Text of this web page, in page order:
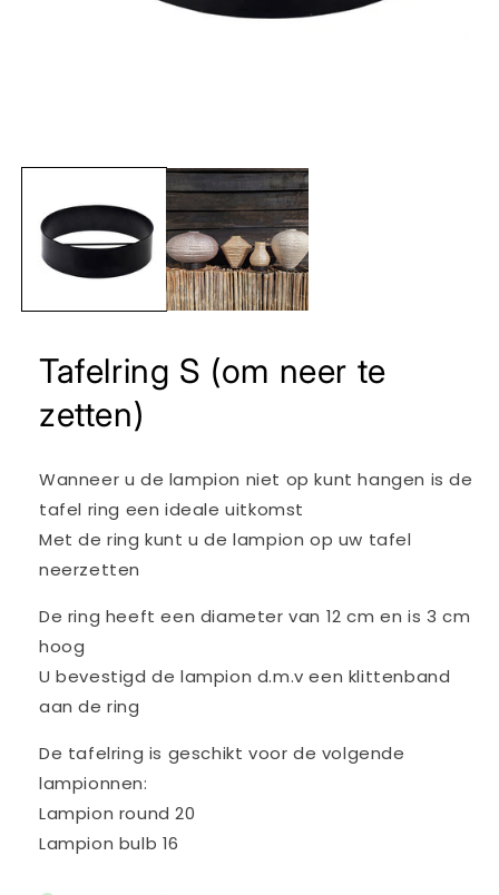
1
modaal
Tafelring S (om neer te
zetten)
Wanneer u de lampion niet op kunt hangen is de
tafel ring een ideale uitkomst
Met de ring kunt u de lampion op uw tafel
neerzetten
De ring heeft een diameter van 12 cm en is 3 cm
hoog
U bevestigd de lampion d.m.v een klittenband
aan de ring
De tafelring is geschikt voor de volgende
lampionnen:
Lampion round 20
Lampion bulb 16